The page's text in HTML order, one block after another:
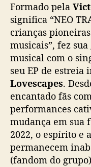
Formado pela
significa “NEO
crianças
musicais”, fez
musical com o
seu EP de estreia
Lovescapes.
encantado fãs
performances
mudança em sua
2022, o espírito e
permanecem
(fandom do